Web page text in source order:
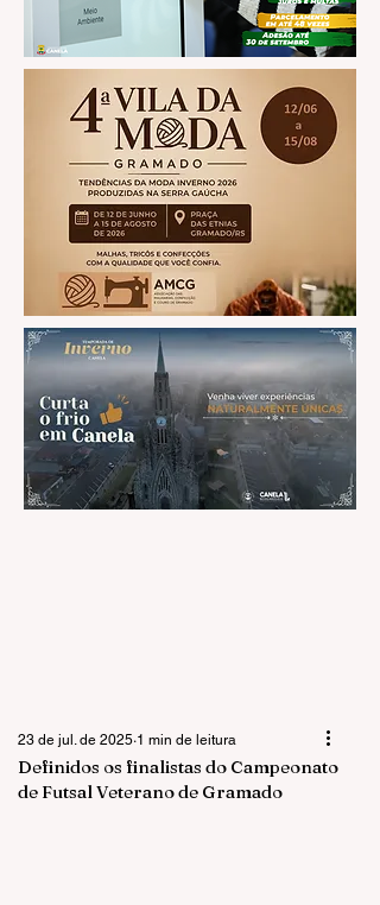
Definidos os finalistas do Campeonato
de Futsal Veterano de Gramado
23 de jul. de 2025 1 min de leitura